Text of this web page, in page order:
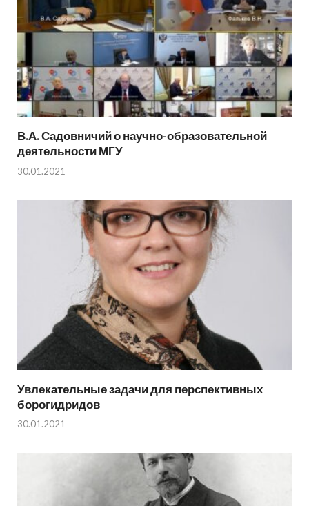
В.А. Садовничий о научно-образовательной
деятельности МГУ
30.01.2021
Увлекательные задачи для перспективных
борогидридов
30.01.2021